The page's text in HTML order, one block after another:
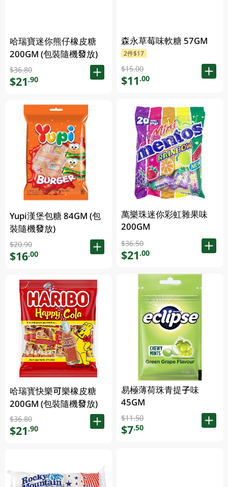
哈瑞寶迷你熊仔橡皮糖
200GM (包裝隨機發放)
$36.80
$21.90
Yupi漢堡包糖 84GM (包
裝隨機發放)
$20.90
$16.00
哈瑞寳快樂可樂橡皮糖
200GM (包裝隨機發放)
$36.80
$21.90
森永草莓味軟糖 57GM
2件$17
$15.00
$11.00
萬樂珠迷你彩虹雜果味
200GM
$36.50
$21.00
易極薄荷珠青提子味
45GM
$11.50
$7.50